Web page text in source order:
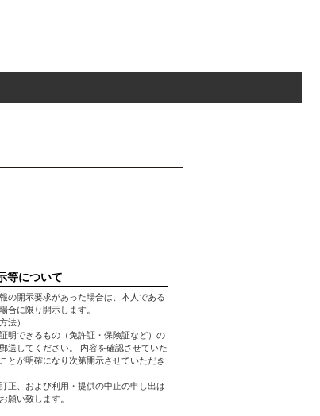
等について
の開示要求があった場合は、本人である
合に限り開示します。
法）
明できるもの（免許証・保険証など）の
送してください。 内容を確認させていた
とが明確になり次第開示させていただき
正、および利用・提供の中止の申し出は
願い致します。